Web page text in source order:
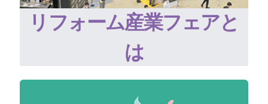
リフォーム産業フェアと
は